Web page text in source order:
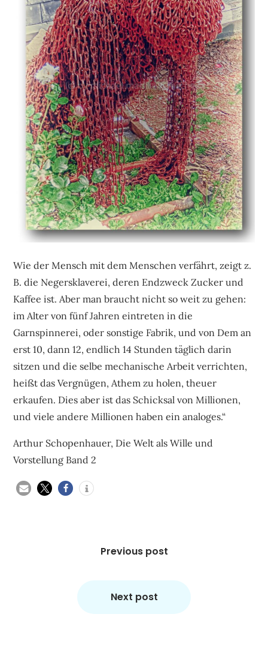
Wie der Mensch mit dem Menschen verfährt, zeigt z.
B. die Negersklaverei, deren Endzweck Zucker und
Kaffee ist. Aber man braucht nicht so weit zu gehen:
im Alter von fünf Jahren eintreten in die
Garnspinnerei, oder sonstige Fabrik, und von Dem an
erst 10, dann 12, endlich 14 Stunden täglich darin
sitzen und die selbe mechanische Arbeit verrichten,
heißt das Vergnügen, Athem zu holen, theuer
erkaufen. Dies aber ist das Schicksal von Millionen,
und viele andere Millionen haben ein analoges.“
Arthur Schopenhauer, Die Welt als Wille und
Vorstellung Band 2
Previous post
Next post